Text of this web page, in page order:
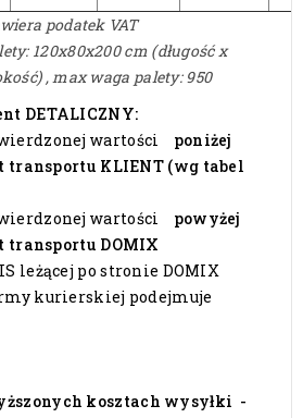
podatek VAT
120x80x200 cm (długość x
,max waga palety: 950
DETALICZNY:
wartości
poniżej
transportu KLIENT (wg tabel
wartości powyżej
transportu DOMIX
leżącej po stronie DOMIX
kurierskiej podejmuje
kosztach wysyłki -